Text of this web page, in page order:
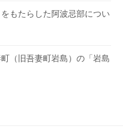
もたらした阿波忌部につい
（旧吾妻町岩島）の「岩島